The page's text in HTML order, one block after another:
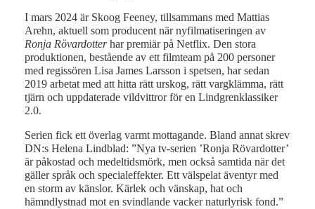
I mars 2024 är Skoog Feeney, tillsammans med Mattias
Arehn, aktuell som producent när nyfilmatiseringen av
Ronja Rövardotterhar premiär på Netflix. Den stora
produktionen, bestående av ett filmteam på 200 personer
med regissören Lisa James Larsson i spetsen, har sedan
2019 arbetat med att hitta rätt urskog, rätt vargklämma, rätt
tjärn och uppdaterade vildvittror för en Lindgrenklassiker
2.0.
Serien fick ett överlag varmt mottagande. Bland annat skrev
DN:s Helena Lindblad: ”Nya tv-serien ’Ronja Rövardotter’
är påkostad och medeltidsmörk, men också samtida när det
gäller språk och specialeffekter. Ett välspelat äventyr med
en storm av känslor. Kärlek och vänskap, hat och
hämndlystnad mot en svindlande vacker naturlyrisk fond.”